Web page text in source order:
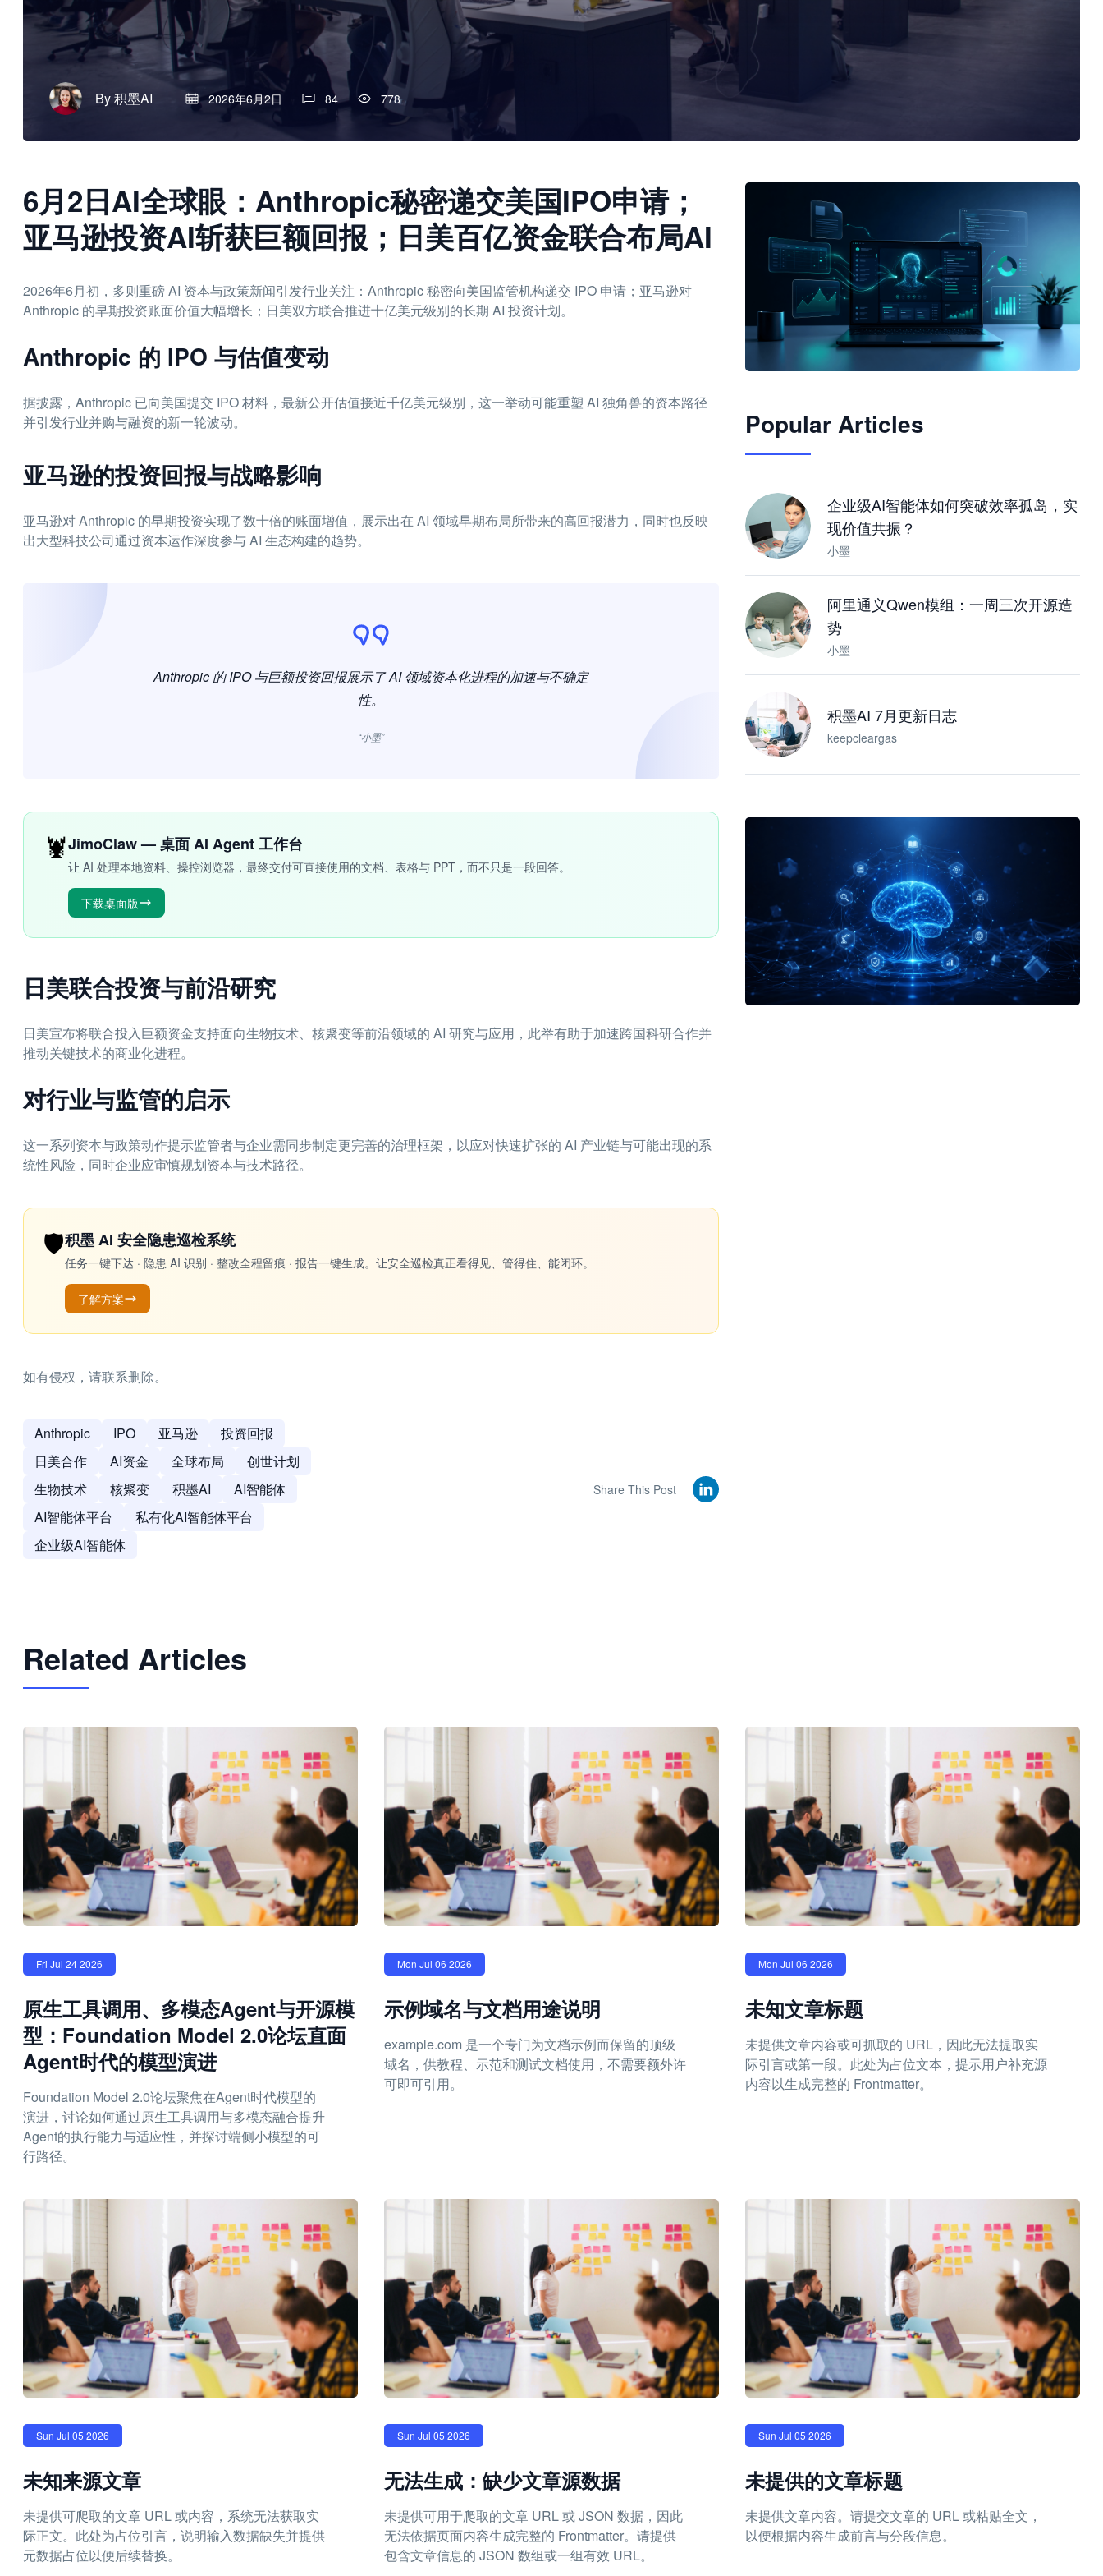
By积墨AI 2026年6月2日 84 778
6月2日AI全球眼：Anthropic秘密递交美国IPO申请；
亚马逊投资AI斩获巨额回报；日美百亿资金联合布局AI
2026年6月初，多则重磅 AI 资本与政策新闻引发行业关注：Anthropic 秘密向美国监管机构递交 IPO 申请；亚马逊对
Anthropic 的早期投资账面价值大幅增长；日美双方联合推进十亿美元级别的长期 AI 投资计划。
Anthropic 的 IPO 与估值变动
据披露，Anthropic 已向美国提交 IPO 材料，最新公开估值接近千亿美元级别，这一举动可能重塑 AI 独角兽的资本路径
并引发行业并购与融资的新一轮波动。
亚马逊的投资回报与战略影响
亚马逊对 Anthropic 的早期投资实现了数十倍的账面增值，展示出在 AI 领域早期布局所带来的高回报潜力，同时也反映
出大型科技公司通过资本运作深度参与 AI 生态构建的趋势。
Anthropic 的 IPO 与巨额投资回报展示了 AI 领域资本化进程的加速与不确定
性。
“小墨”
🦞JimoClaw — 桌面 AI Agent 工作台
让 AI 处理本地资料、操控浏览器，最终交付可直接使用的文档、表格与 PPT，而不只是一段回答。
下载桌面版
日美联合投资与前沿研究
日美宣布将联合投入巨额资金支持面向生物技术、核聚变等前沿领域的 AI 研究与应用，此举有助于加速跨国科研合作并
推动关键技术的商业化进程。
对行业与监管的启示
这一系列资本与政策动作提示监管者与企业需同步制定更完善的治理框架，以应对快速扩张的 AI 产业链与可能出现的系
统性风险，同时企业应审慎规划资本与技术路径。
🛡️积墨 AI 安全隐患巡检系统
任务一键下达 · 隐患 AI 识别 · 整改全程留痕 · 报告一键生成。让安全巡检真正看得见、管得住、能闭环。
了解方案
如有侵权，请联系删除。
Anthropic IPO 亚马逊
投资回报
日美合作
AI资金 全球布局
创世计划
生物技术
核聚变 积墨AI
AI智能体
AI智能体平台
私有化AI智能体平台
企业级AI智能体
Share This Post
JimoClaw 桌面 AI Agent 工作台
Popular Articles
企业级AI智能体如何突破效率孤岛，实
现价值共振？
小墨
阿里通义Qwen模组：一周三次开源造
势
小墨
积墨AI 7月更新日志
keepcleargas
Related Articles
Fri Jul 24 2026
原生工具调用、多模态Agent与开源模
型：Foundation Model 2.0论坛直面
Agent时代的模型演进
Foundation Model 2.0论坛聚焦在Agent时代模型的
演进，讨论如何通过原生工具调用与多模态融合提升
Agent的执行能力与适应性，并探讨端侧小模型的可
行路径。
Mon Jul 06 2026
示例域名与文档用途说明
example.com 是一个专门为文档示例而保留的顶级
域名，供教程、示范和测试文档使用，不需要额外许
可即可引用。
Mon Jul 06 2026
未知文章标题
未提供文章内容或可抓取的 URL，因此无法提取实
际引言或第一段。此处为占位文本，提示用户补充源
内容以生成完整的 Frontmatter。
Sun Jul 05 2026
未知来源文章
未提供可爬取的文章 URL 或内容，系统无法获取实
际正文。此处为占位引言，说明输入数据缺失并提供
元数据占位以便后续替换。
Sun Jul 05 2026
无法生成：缺少文章源数据
未提供可用于爬取的文章 URL 或 JSON 数据，因此
无法依据页面内容生成完整的 Frontmatter。请提供
包含文章信息的 JSON 数组或一组有效 URL。
Sun Jul 05 2026
未提供的文章标题
未提供文章内容。请提交文章的 URL 或粘贴全文，
以便根据内容生成前言与分段信息。